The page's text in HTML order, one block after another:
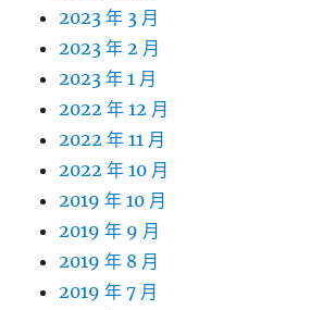
2023 年 3 月
2023 年 2 月
2023 年 1 月
2022 年 12 月
2022 年 11 月
2022 年 10 月
2019 年 10 月
2019 年 9 月
2019 年 8 月
2019 年 7 月